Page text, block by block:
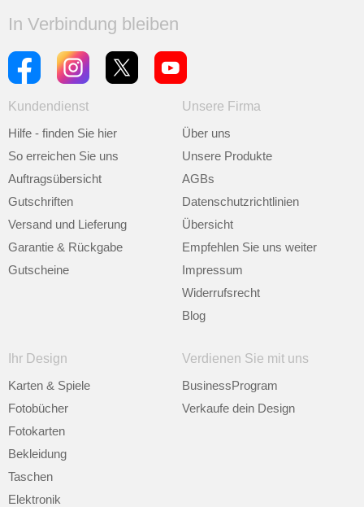
In Verbindung bleiben
Kundendienst
Hilfe - finden Sie hier
So erreichen Sie uns
Auftragsübersicht
Gutschriften
Versand und Lieferung
Garantie & Rückgabe
Gutscheine
Unsere Firma
Über uns
Unsere Produkte
AGBs
Datenschutzrichtlinien
Übersicht
Empfehlen Sie uns weiter
Impressum
Widerrufsrecht
Blog
Ihr Design
Karten & Spiele
Fotobücher
Fotokarten
Bekleidung
Taschen
Elektronik
Verdienen Sie mit uns
BusinessProgram
Verkaufe dein Design